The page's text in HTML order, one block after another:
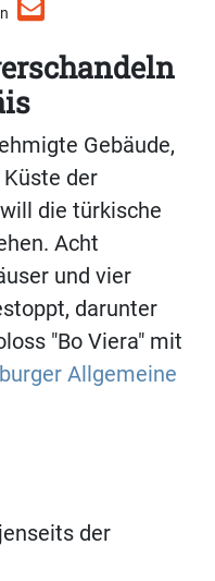
Gebäude,
der
die türkische
Acht
und vier
darunter
"Bo Viera" mit
Allgemeine
der